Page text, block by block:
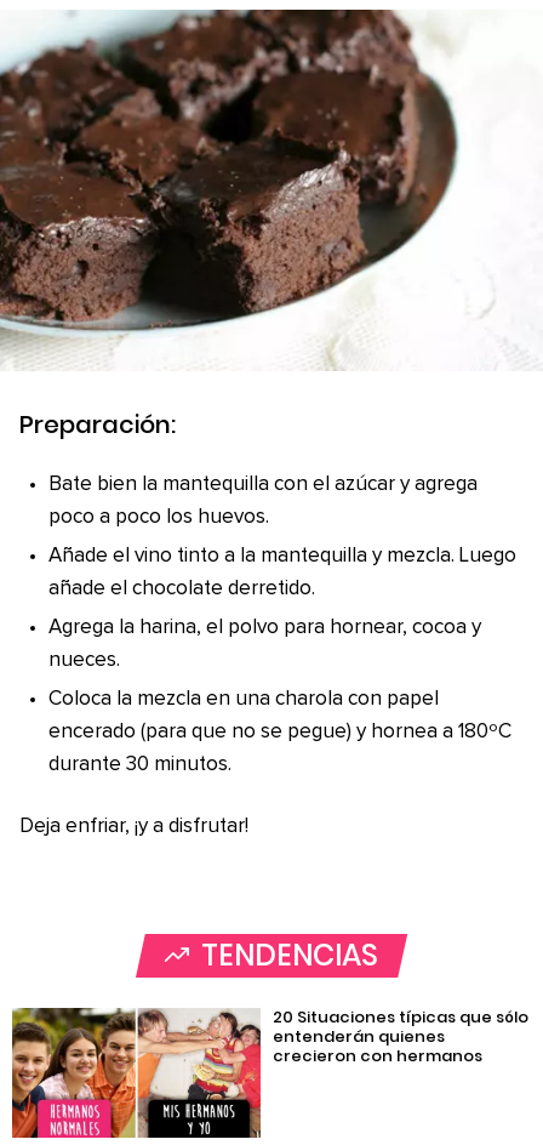
Preparación:
Bate bien la mantequilla con el azúcar y agrega
poco a poco los huevos.
Añade el vino tinto a la mantequilla y mezcla. Luego
añade el chocolate derretido.
Agrega la harina, el polvo para hornear, cocoa y
nueces.
Coloca la mezcla en una charola con papel
encerado (para que no se pegue) y hornea a 180ºC
durante 30 minutos.
Deja enfriar, ¡y a disfrutar!
TENDENCIAS
20 Situaciones típicas que sólo
entenderán quienes
crecieron con hermanos